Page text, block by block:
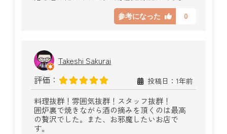
参考になった 0
Takeshi Sakurai
評価：
投稿日：1年前
料理抜群！雰囲気抜群！スタッフ抜群！
囲炉裏で焼きながら酒の摘みを頂くのは最高
の贅沢でした。また、お邪魔したいお店で
す。